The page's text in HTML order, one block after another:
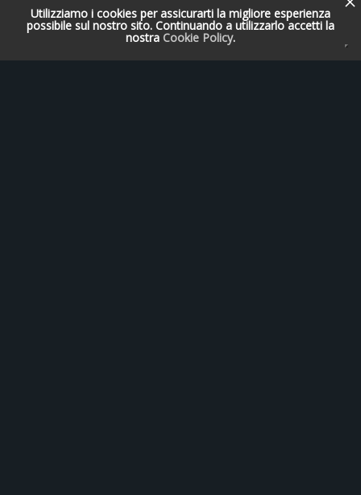
Utilizziamo i cookies per assicurarti la migliore esperienza
possibile sul nostro sito. Continuando a utilizzarlo accetti la
nostra Cookie Policy.